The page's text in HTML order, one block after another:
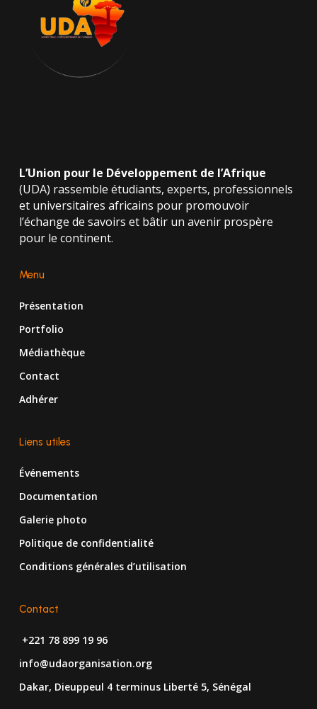
L’Union pour le Développement de l’Afrique
(UDA) rassemble étudiants, experts, professionnels
et universitaires africains pour promouvoir
l’échange de savoirs et bâtir un avenir prospère
pour le continent.
Menu
Présentation
Portfolio
Médiathèque
Contact
Adhérer
Liens utiles
Événements
Documentation
Galerie photo
Politique de confidentialité
Conditions générales d’utilisation
Contact
+221 78 899 19 96
info@udaorganisation.org
Dakar, Dieuppeul 4 terminus Liberté 5, Sénégal